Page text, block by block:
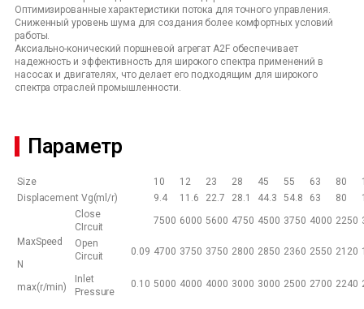
Оптимизированные характеристики потока для точного управления.
Сниженный уровень шума для создания более комфортных условий
работы.
Аксиально-конический поршневой агрегат A2F обеспечивает
надежность и эффективность для широкого спектра применений в
насосах и двигателях, что делает его подходящим для широкого
спектра отраслей промышленности.
Параметр
Size 10 12 23 28 45 55 63 80
Displacement Vg(ml/r)
9.4 11.6 22.7 28.1 44.3 54.8 63 80
MaxSpeed
N
max(r/min)
Close
CIrcuit
7500 6000 5600 4750 4500 3750 4000 2250
Open
Circuit
Inlet
Pressure
0.09 4700 3750 3750 2800 2850 2360 2550 2120
0.10 5000 4000 4000 3000 3000 2500 2700 2240